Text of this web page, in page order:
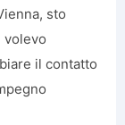
sto
volevo
il contatto